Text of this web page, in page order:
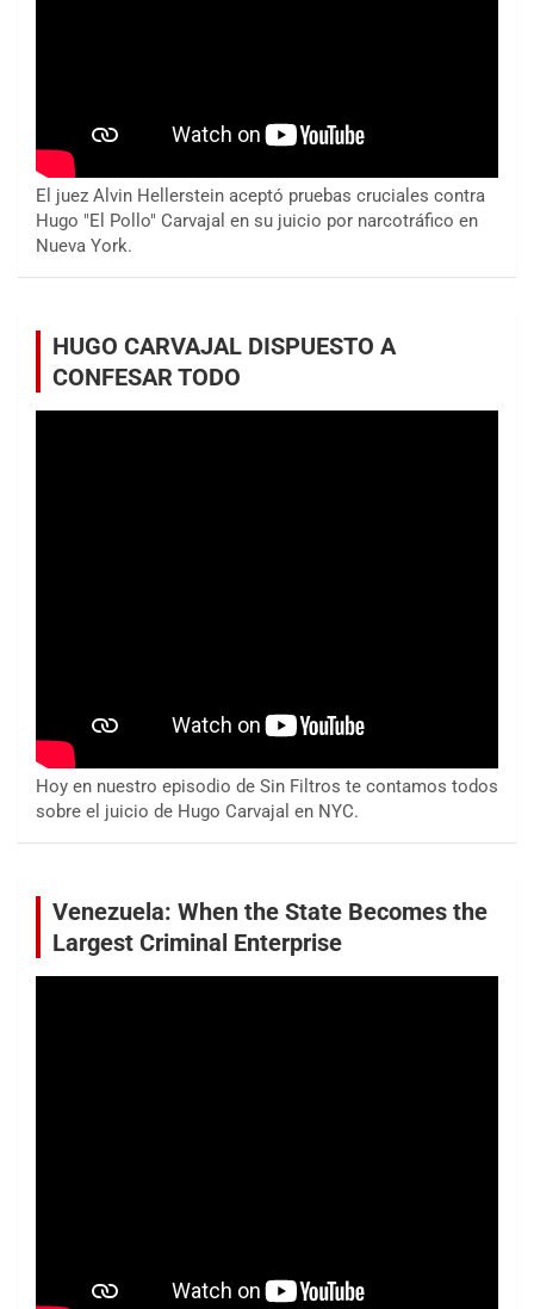
El juez Alvin Hellerstein aceptó pruebas cruciales contra
Hugo "El Pollo" Carvajal en su juicio por narcotráfico en
Nueva York.
HUGO CARVAJAL DISPUESTO A
CONFESAR TODO
Hoy en nuestro episodio de Sin Filtros te contamos todos
sobre el juicio de Hugo Carvajal en NYC.
Venezuela: When the State Becomes the
Largest Criminal Enterprise